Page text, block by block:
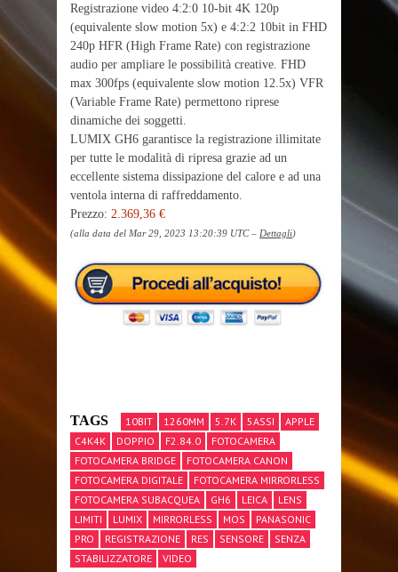
Registrazione video 4:2:0 10-bit 4K 120p
(equivalente slow motion 5x) e 4:2:2 10bit in FHD
240p HFR (High Frame Rate) con registrazione
audio per ampliare le possibilità creative. FHD
max 300fps (equivalente slow motion 12.5x) VFR
(Variable Frame Rate) permettono riprese
dinamiche dei soggetti.
LUMIX GH6 garantisce la registrazione illimitate
per tutte le modalità di ripresa grazie ad un
eccellente sistema dissipazione del calore e ad una
ventola interna di raffreddamento.
Prezzo: 2.369,36 €
(alla data del Mar 29, 2023 13:20:39 UTC – Dettagli)
TAGS 10BIT 1260MM 5.7K 5ASSI
APPLE
C4K4K
DOPPIO F2.84.0
FOTOCAMERA
FOTOCAMERA BRIDGE
FOTOCAMERA CANON
FOTOCAMERA DIGITALE
FOTOCAMERA MIRRORLESS
FOTOCAMERA SUBACQUEA
GH6 LEICA
LENS
LIMITI
LUMIX MIRRORLESS MOS
PANASONIC
PRO
REGISTRAZIONE RES SENSORE
SENZA
STABILIZZATORE
VIDEO